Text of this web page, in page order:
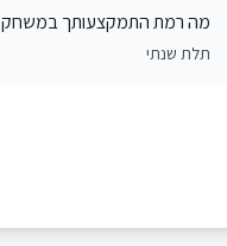
מה רמת התמקצעותך במשחק
תלת שנתי